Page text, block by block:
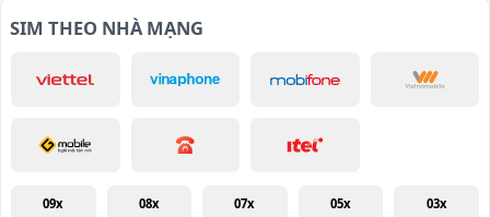
SIM THEO NHÀ MẠNG
09x 08x 07x 05x 03x